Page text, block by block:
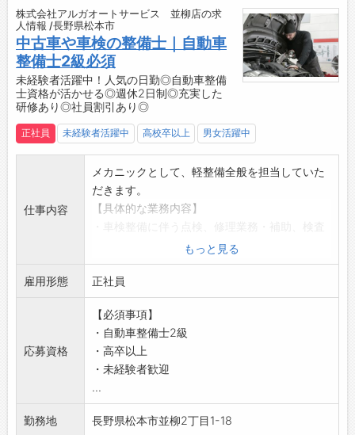
づくりに貢献できます。
為に思う存分力を発揮していただけます。
・技術力、人間力を向上させ社員の成長を支援
します。
・松本山雅FCのユーススポンサー・カーサプラ
イヤーです。
・販売から車検まで、お客様に寄り添ったサー
ビスを提供している地元密着のクルマ屋です。
・入社する場合は、違法改造車等の入庫は一切
できません。
・マイカーで通勤する際の特記事項として、各
レクサス、トヨタ、日産、ホンダ、マツダ、
スバル、スズキ、三菱自動車、ダイハツ
メルセデス・ベンツ、BMW、アウディ、フォ
ルクスワーゲン、ポルシェ、MINI
キャデラック、シボレー、フォード、クライ
スラー、ジープ、ジャガー、ロータス
ィアット、アルファロメオ
株式会社アルガオートサービス 並柳店の求
人情報 /長野県松本市
中古車や車検の整備士｜自動車
整備士2級必須
未経験者活躍中！人気の日勤◎自動車整備
士資格が活かせる◎週休2日制◎充実した
研修あり◎社員割引あり◎
正社員 未経験者活躍中 高校卒以上 男女活躍中
仕事内容
メカニックとして、軽整備全般を担当していた
だきます。
【具体的な業務内容】
業務・補助（エンジンルーム・室内・足回り・
下回り・外回りの点検）
・日常点検に伴う軽微な点検・修理業務（ブレ
ーキ・バッテリー・冷却水・エンジンオイル・
ワイパー・エンジンの掛かり具合など）
・一般整備、診断、修理（エンジン・ミッショ
ン・電気系統）
・取扱い自動車：軽自動車・小型自動車
★作業内容は、基本からわかりやすく説明・指
導いたします！
【やりがい】
もっと見る
雇用形態 正社員
応募資格
【必須事項】
・自動車整備士2級
・高卒以上
・未経験者歓迎
...
勤務地 長野県松本市並柳2丁目1-18